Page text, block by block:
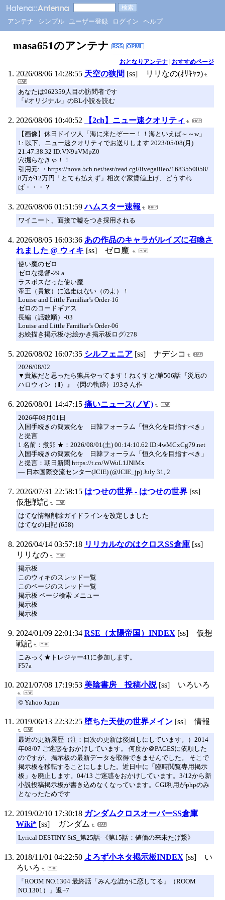
アンテナ シンプル ユーザー登録 ログイン ヘルプ
masa651のアンテナ
おとなりアンテナ| おすすめページ
2026/08/06 14:28:55 天空の狭間 [ss] リリなの(ｵﾘｷｬﾗ)
あなたは962359人目の訪問者です
「#オリジナル」のBL小説を読む
2026/08/06 10:40:52 【2ch】ニュー速クオリティ
【画像】休日ドイツ人「海に来たぞーー！！海といえば～～w」
1: 以下、ニュー速クオリティでお送りします 2023/05/08(月)
21:47:38.32 ID:VN9uVMpZ0
穴掘らなきゃ！！
引用元: ・https://nova.5ch.net/test/read.cgi/livegalileo/1683550058/
8万が12万円「とても払えず」相次ぐ家賃値上げ、どうすれ
ば・・・？
2026/08/06 01:51:59 ハムスター速報
ワイニート、面接で嘘をつき採用される
2026/08/05 16:03:36 あの作品のキャラがルイズに召喚さ
れました @ ウィキ [ss] ゼロ魔
使い魔のゼロ
ゼロな提督-29 a
ラスボスだった使い魔
帝王（貴族）に逃走はない（のよ）！
Louise and Little Familiar’s Order-16
ゼロのコードギアス
長編（話数順）-03
Louise and Little Familiar’s Order-06
お絵描き掲示板/お絵かき掲示板ログ/278
2026/08/02 16:07:35 シルフェニア [ss] ナデシコ
2026/08/02
▼貴族だと思ったら猟兵やってます！ねくすと/第506話『災厄の
ハロウィン（Ⅱ）』（閃の軌跡）193さん作
2026/08/01 14:47:15 痛いニュース(ノ∀`)
2026年08月01日
入国手続きの簡素化を 日韓フォーラム「恒久化を目指すべき」
と提言
1 名前：煮卵 ★：2026/08/01(土) 00:14:10.62 ID:4wMCxCg79.net
入国手続きの簡素化を 日韓フォーラム「恒久化を目指すべき」
と提言：朝日新聞 https://t.co/WWuL1JNlMx
— 日本国際交流センター(JCIE) (@JCIE_jp) July 31, 2
2026/07/31 22:58:15 はつせの世界 - はつせの世界 [ss]
仮想戦記
はてな情報削除ガイドラインを改定しました
はてなの日記 (658)
2026/04/14 03:57:18 リリカルなのはクロスSS倉庫 [ss]
リリなの
掲示板
このウィキのスレッド一覧
このページのスレッド一覧
掲示板 ページ検索 メニュー
掲示板
掲示板
2024/01/09 22:01:34 RSE（太陽帝国）INDEX [ss] 仮想
戦記
こみっく★トレジャー41に参加します。
F57a
2021/07/08 17:19:53 美陰書房 投稿小説 [ss] いろいろ
© Yahoo Japan
2019/06/13 22:32:25 堕ちた天使の世界メイン [ss] 情報
最近の更新履歴（注：目次の更新は後回しにしています。）2014
年08/07 ご迷惑をおかけしています。 何度か＠PAGESに依頼した
のですが、掲示板の最新データを取得できませんでした。 そこで
掲示板を移転することにしました。近日中に「臨時閲覧専用掲示
板」を廃止します。04/13 ご迷惑をおかけしています。3/12から新
小説投稿掲示板が書き込めなくなっています。CGI利用がphpのみ
となったためです
2019/02/10 17:30:18 ガンダムクロスオーバーSS倉庫
Wiki* [ss] ガンダム
Lyrical DESTINY StS_第25話-《第15話：値価の来未たげ繋》
2018/11/01 04:22:50 よろず小ネタ掲示板INDEX [ss] い
ろいろ
「ROOM NO.1304 最終話「みんな誰かに恋してる」（ROOM
NO.1301）」返+7